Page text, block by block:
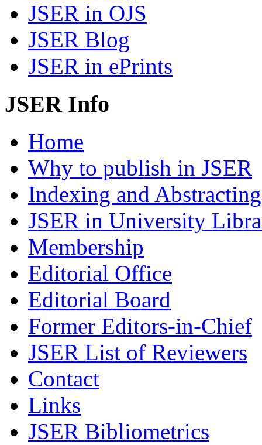
JSER in OJS
JSER Blog
JSER in ePrints
JSER Info
Home
Why to publish in JSER
Indexing and Abstracting
JSER in University
Membership
Editorial Office
Editorial Board
Former Editors-in-Chief
JSER List of Reviewers
Contact
Links
JSER Bibliometrics